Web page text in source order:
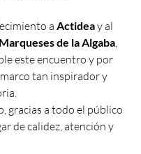
a Actidea y al
de la Algaba,
este encuentro y por
tan inspirador y
gracias a todo el público
de calidez, atención y